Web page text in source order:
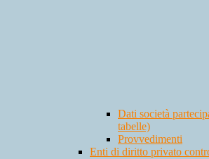
Dati società
tabelle)
Provvedimenti
Enti di diritto privato